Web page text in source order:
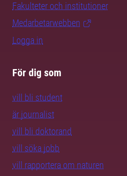
Fakulteter och institutioner
Medarbetarwebben
Logga in
För dig som
vill bli student
är journalist
vill bli doktorand
vill söka jobb
vill rapportera om naturen